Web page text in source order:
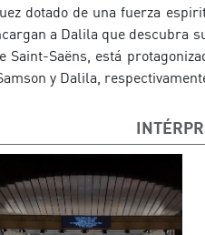
dotado de una fuerza
a Dalila que descubra
Saint-Saëns, está
y Dalila,